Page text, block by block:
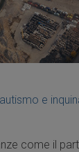
e
come il